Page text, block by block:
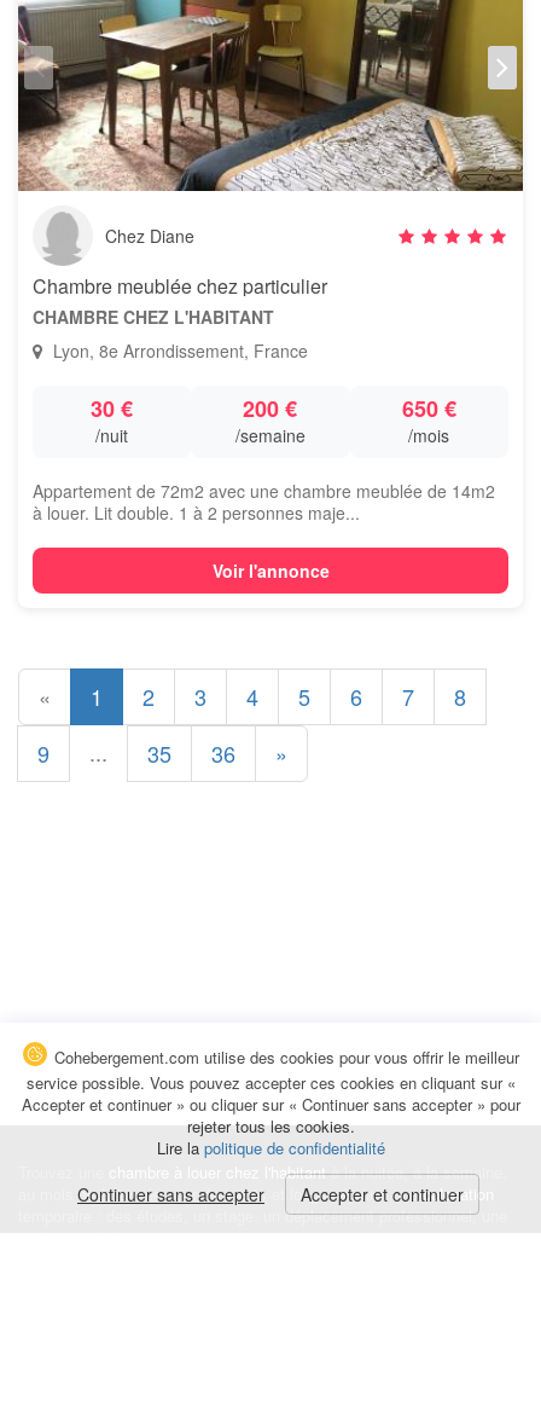
Chez Diane
Chambre meublée chez particulier
CHAMBRE CHEZ L'HABITANT
Lyon, 8e Arrondissement, France
30 €
/nuit
200 €
/semaine
650 €
/mois
Appartement de 72m2 avec une chambre meublée de 14m2
à louer. Lit double. 1 à 2 personnes maje...
Voir l'annonce
« 1 2 3 4 5 6 7
8
9
... 35 36 »
chambre à louer chez l'habitantà la nuitée, à la semaine,
au mois ou à l'année pour de courts et longs séjours, unecolocation
temporaire : des études, un stage, un déplacement professionnel, une
Cohebergement.com utilise des cookies pour vous offrir le meilleur
service possible. Vous pouvez accepter ces cookies en cliquant sur «
Accepter et continuer » ou cliquer sur « Continuer sans accepter » pour
rejeter tous les cookies.
Lire la politique de confidentialité
Continuer sans accepter Accepter et continuer